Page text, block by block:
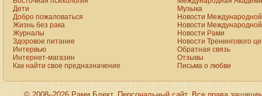
Дети
Добро пожаловаться
Жизнь без рака
Журналы
Здоровое питание
Интервью
Интернет-магазин
Как найти свое предназначение
Музыка
Новости
Новости
Новости Рами
Новости Тренингового
Обратная связь
Отзывы
Письма о любви